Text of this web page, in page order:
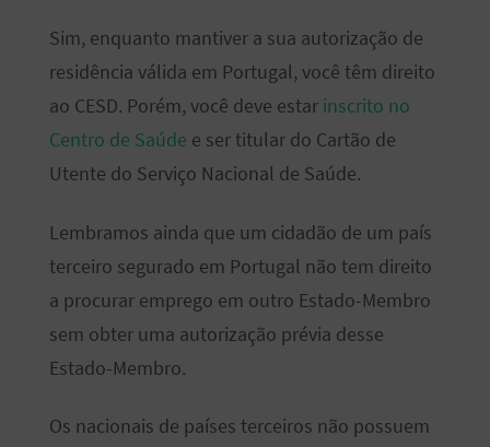
Sim, enquanto mantiver a sua autorização de
residência válida em Portugal, você têm direito
ao CESD. Porém, você deve estar inscrito no
Centro de Saúde e ser titular do Cartão de
Utente do Serviço Nacional de Saúde.
Lembramos ainda que um cidadão de um país
terceiro segurado em Portugal não tem direito
a procurar emprego em outro Estado-Membro
sem obter uma autorização prévia desse
Estado-Membro.
Os nacionais de países terceiros não possuem